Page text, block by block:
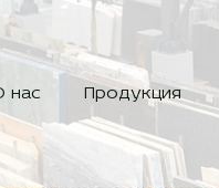
нас Продукция